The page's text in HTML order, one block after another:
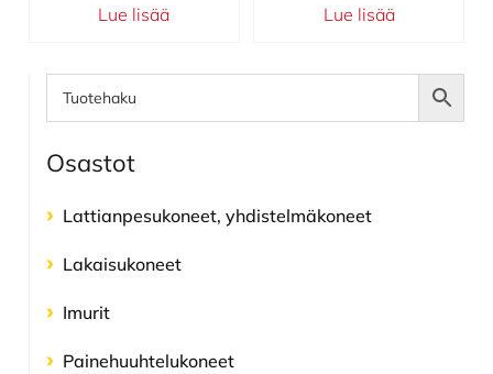
Lue lisää Lue lisää
Ensisijainen
sivupalkki
Osastot
Lattianpesu­koneet, yhdistelmä­koneet
Lakaisukoneet
Imurit
Painehuuhtelu­koneet